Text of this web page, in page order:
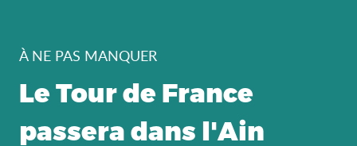
À NE PAS MANQUER
Le Tour de France
passera dans l'Ain